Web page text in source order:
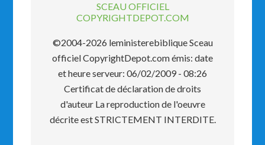
SCEAU OFFICIEL
COPYRIGHTDEPOT.COM
©2004-2026 leministerebiblique Sceau
officiel CopyrightDepot.com émis: date
et heure serveur: 06/02/2009 - 08:26
Certificat de déclaration de droits
d'auteur La reproduction de l'oeuvre
décrite est STRICTEMENT INTERDITE.